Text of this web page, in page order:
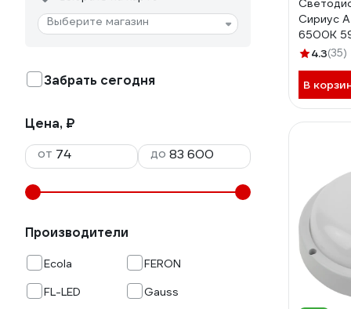
Выберите магазин
Забрать сегодня
Цена, ₽
от
до
Производители
Ecola
FERON
FL-LED
Gauss
Сириус
6500K
4.3(35)
В